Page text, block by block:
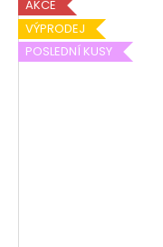
AKCE
VÝPRODEJ
POSLEDNÍ KUSY